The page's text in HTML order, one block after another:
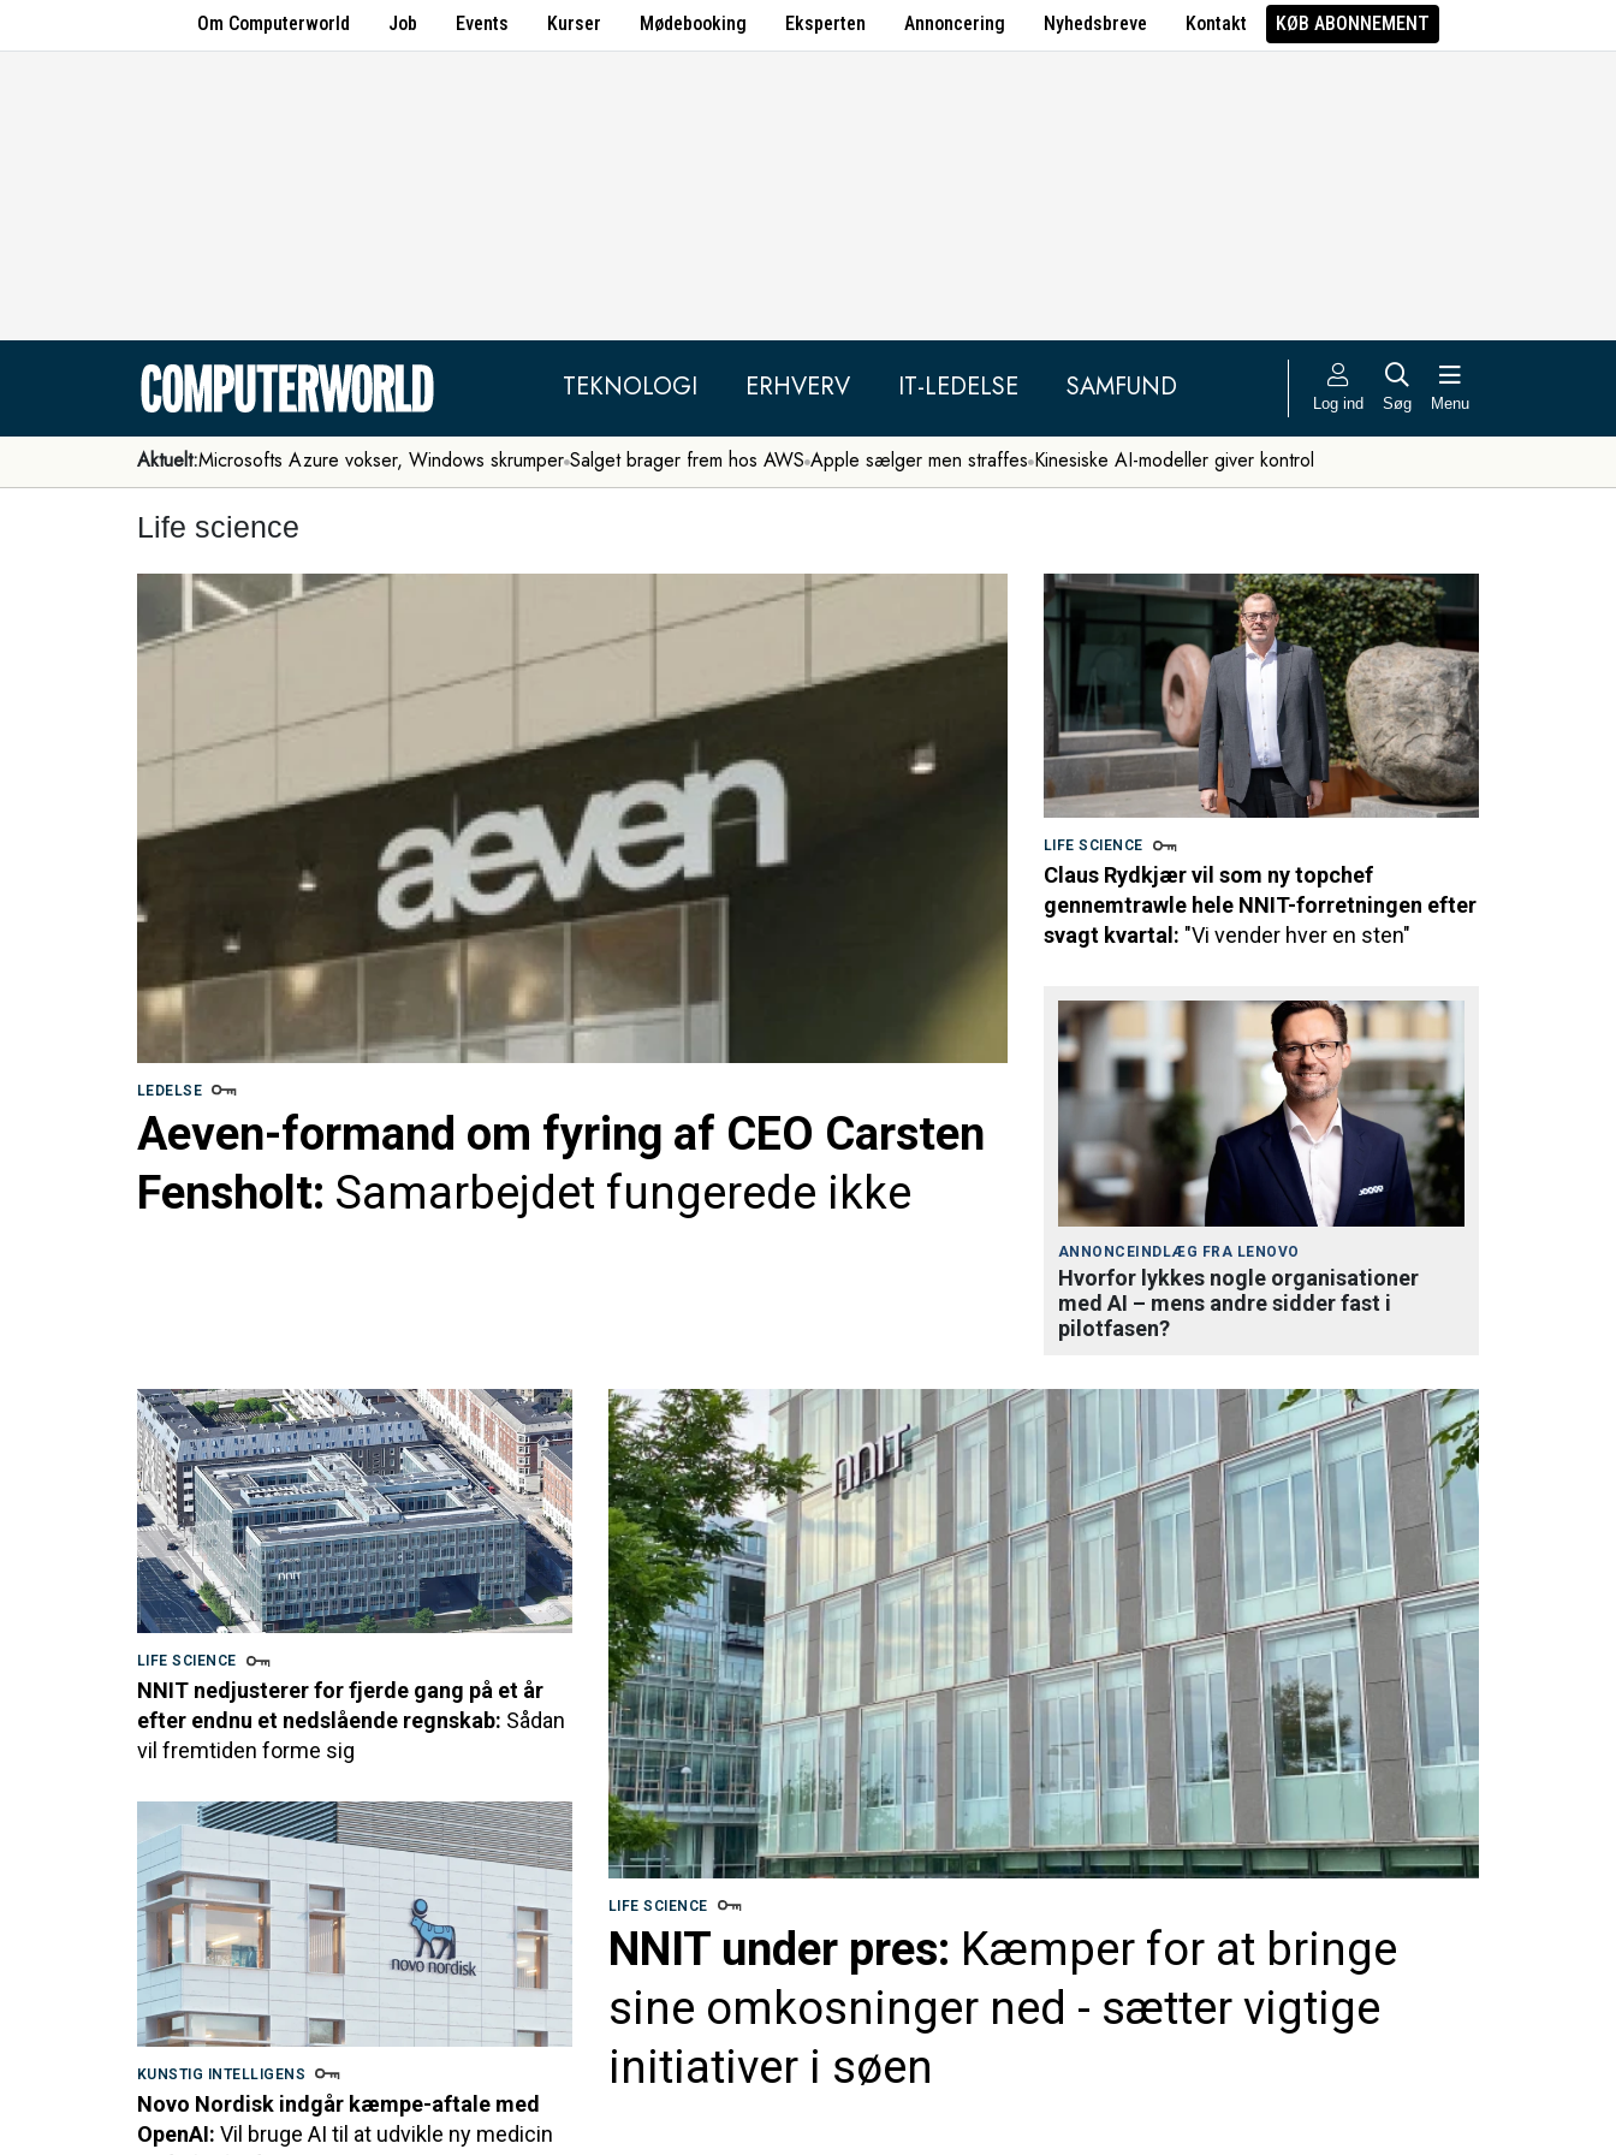
Om Computerworld Job Events Kurser Mødebooking Eksperten Annoncering Nyhedsbreve Kontakt KØB ABONNEMENT
TEKNOLOGI ERHVERV IT-LEDELSE SAMFUND Log ind Søg Menu
Aktuelt:Microsofts Azure vokser, Windows skrumper Salget brager frem hos AWS Apple sælger men straffes Kinesiske AI-modeller giver kontrol
Life science
LEDELSE
Aeven-formand om fyring af CEO Carsten
Fensholt: Samarbejdet fungerede ikke
LIFE SCIENCE
Claus Rydkjær vil som ny topchef
gennemtrawle hele NNIT-forretningen efter
svagt kvartal: "Vi vender hver en sten"
ANNONCEINDLÆG FRA LENOVO
Hvorfor lykkes nogle organisationer
med AI – mens andre sidder fast i
pilotfasen?
LIFE SCIENCE
NNIT under pres: Kæmper for at bringe
sine omkosninger ned - sætter vigtige
initiativer i søen
LIFE SCIENCE
NNIT nedjusterer for fjerde gang på et år
efter endnu et nedslående regnskab: Sådan
vil fremtiden forme sig
KUNSTIG INTELLIGENS
Novo Nordisk indgår kæmpe-aftale med
OpenAI: Vil bruge AI til at udvikle ny medicin